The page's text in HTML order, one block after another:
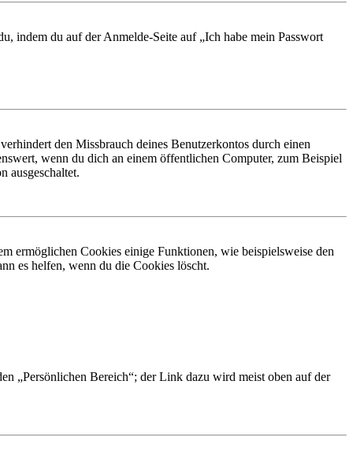
indem du auf der Anmelde-Seite auf „Ich habe mein Passwort
den Missbrauch deines Benutzerkontos durch einen
wenn du dich an einem öffentlichen Computer, zum Beispiel
ausgeschaltet.
ermöglichen Cookies einige Funktionen, wie beispielsweise den
es helfen, wenn du die Cookies löscht.
„Persönlichen Bereich“; der Link dazu wird meist oben auf der